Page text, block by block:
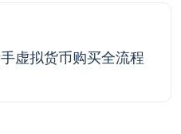
虚拟货币购买全流程